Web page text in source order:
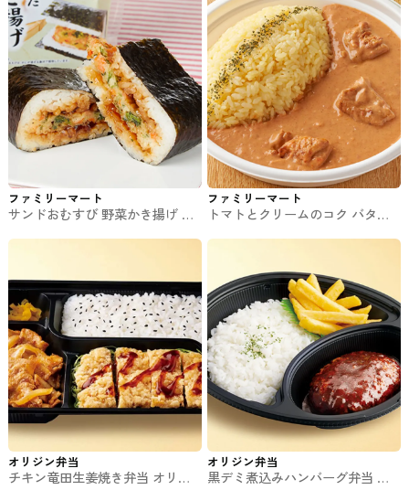
ファミリーマート
サンドおむすび 野菜かき揚げ フ
ファミリーマート
トマトとクリームのコク バター
オリジン弁当
チキン竜田生姜焼き弁当 オリジ
オリジン弁当
黒デミ煮込みハンバーグ弁当 オ